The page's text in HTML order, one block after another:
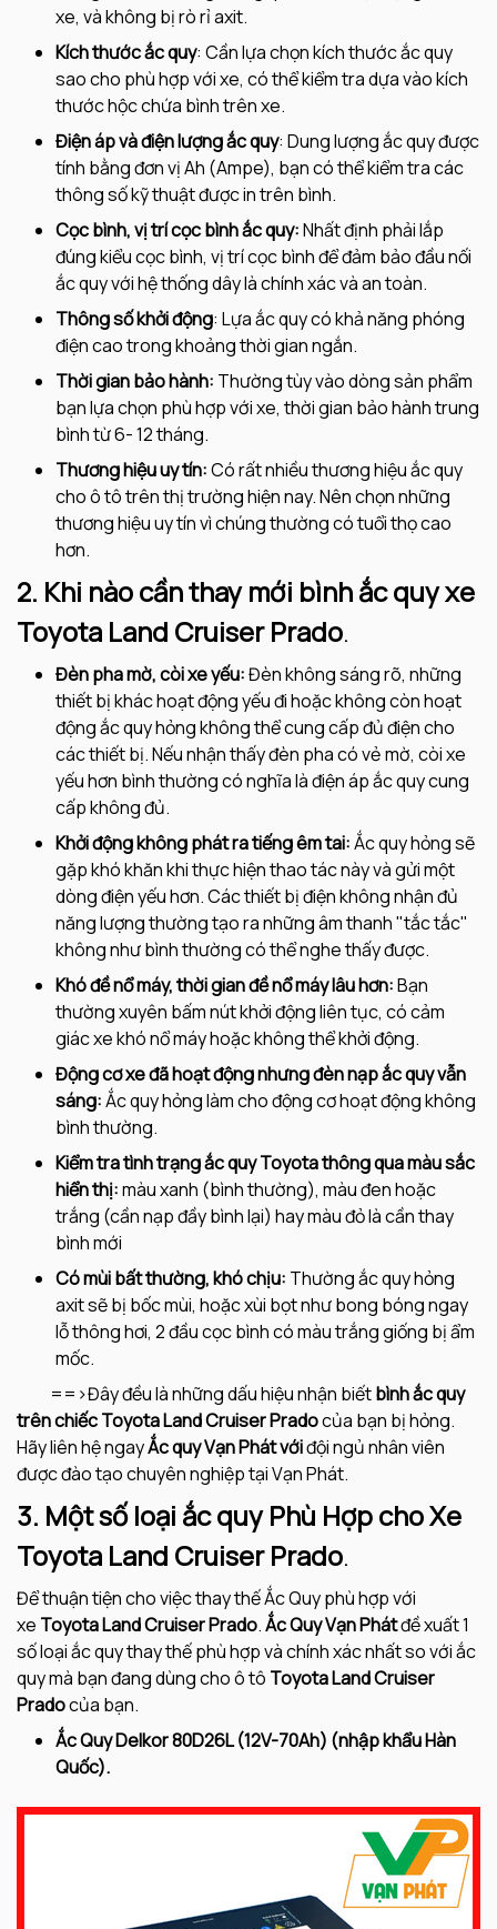
xe, và không bị rò rỉ axit.
Kích thước ắc quy: Cần lựa chọn kích thước ắc quy
sao cho phù hợp với xe, có thể kiểm tra dựa vào kích
thước hộc chứa bình trên xe.
Điện áp và điện lượng ắc quy: Dung lượng ắc quy được
tính bằng đơn vị Ah (Ampe), bạn có thể kiểm tra các
thông số kỹ thuật được in trên bình.
Cọc bình, vị trí cọc bình ắc quy:Nhất định phải lắp
đúng kiểu cọc bình, vị trí cọc bình để đảm bảo đầu nối
ắc quy với hệ thống dây là chính xác và an toàn.
Thông số khởi động: Lựa ắc quy có khả năng phóng
điện cao trong khoảng thời gian ngắn.
Thời gian bảo hành: Thường tùy vào dòng sản phẩm
bạn lựa chọn phù hợp với xe, thời gian bảo hành trung
bình từ 6- 12 tháng.
Thương hiệu uy tín:Có rất nhiều thương hiệu ắc quy
cho ô tô trên thị trường hiện nay. Nên chọn những
thương hiệu uy tín vì chúng thường có tuổi thọ cao
hơn.
2. Khi nào cần thay mới bình ắc quy xe
Toyota Land Cruiser Prado.
Đèn pha mờ, còi xe yếu:Đèn không sáng rõ, những
thiết bị khác hoạt động yếu đi hoặc không còn hoạt
động ắc quy hỏng không thể cung cấp đủ điện cho
các thiết bị. Nếu nhận thấy đèn pha có vẻ mờ, còi xe
yếu hơn bình thường có nghĩa là điện áp ắc quy cung
cấp không đủ.
Khởi động không phát ra tiếng êm tai:Ắc quy hỏng sẽ
gặp khó khăn khi thực hiện thao tác này và gửi một
dòng điện yếu hơn. Các thiết bị điện không nhận đủ
năng lượng thường tạo ra những âm thanh "tắc tắc"
không như bình thường có thể nghe thấy được.
Khó đề nổ máy, thời gian đề nổ máy lâu hơn:Bạn
thường xuyên bấm nút khởi động liên tục, có cảm
giác xe khó nổ máy hoặc không thể khởi động.
Động cơ xe đã hoạt động nhưng đèn nạp ắc quy vẫn
sáng:Ắc quy hỏng làm cho động cơ hoạt động không
bình thường.
Kiểm tra tình trạng ắc quy Toyota thông qua màu sắc
hiển thị:màu xanh (bình thường), màu đen hoặc
trắng (cần nạp đầy bình lại) hay màu đỏ là cần thay
bình mới
Có mùi bất thường, khó chịu: Thường ắc quy hỏng
axit sẽ bị bốc mùi, hoặc xùi bọt như bong bóng ngay
lỗ thông hơi, 2 đầu cọc bình có màu trắng giống bị ẩm
mốc.
==>Đây đều là những dấu hiệu nhận biếtbìnhắc quy
trên chiếc ToyotaLand Cruiser Pradocủa bạn bị hỏng.
Hãy liên hệ ngayẮc quy Vạn Phát vớiđội ngủ nhân viên
được đào tạo chuyên nghiệp tại Vạn Phát.
3. Một số loại ắc quy Phù Hợp cho Xe
Toyota Land Cruiser Prado.
Để thuận tiện cho việc thay thế Ắc Quy phù hợp với
xe Toyota Land Cruiser Prado.Ắc Quy Vạn Phátđề xuất 1
số loại ắc quy thay thế phù hợp và chính xác nhất so với ắc
quy mà bạn đang dùng cho ô tô Toyota Land Cruiser
Pradocủa bạn.
Ắc Quy Delkor 80D26L (12V-70Ah) (nhập khẩu Hàn
Quốc).